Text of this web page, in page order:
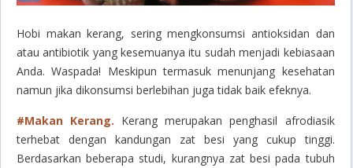
Hobi makan kerang, sering mengkonsumsi antioksidan dan
atau antibiotik yang kesemuanya itu sudah menjadi kebiasaan
Anda. Waspada! Meskipun termasuk menunjang kesehatan
namun jika dikonsumsi berlebihan juga tidak baik efeknya.
#Makan Kerang. Kerang merupakan penghasil afrodiasik
terhebat dengan kandungan zat besi yang cukup tinggi.
Berdasarkan beberapa studi, kurangnya zat besi pada tubuh